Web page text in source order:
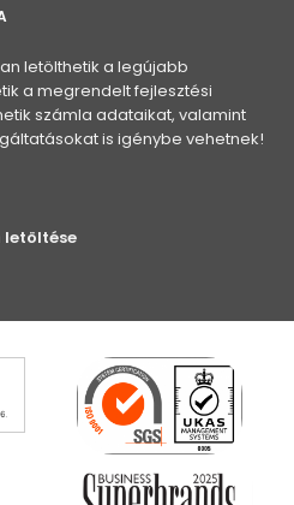
letölthetik a legújabb
a megrendelt fejlesztési
számla adataikat, valamint
is igénybe vehetnek!
letöltése